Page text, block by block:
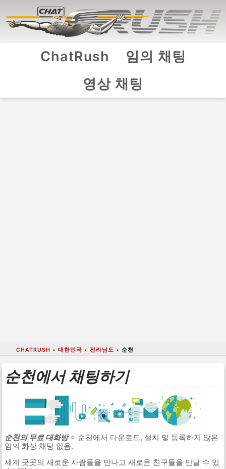
ChatRush
임의 채팅
영상 채팅
CHATRUSH • 대한민국 • 전라남도 • 순천
순천에서 채팅하기
순천의 무료 대화방⭐ 순천에서 다운로드, 설치 및 등록하지 않은
임의 화상 채팅 없음.
세계 곳곳의 새로운 사람들을 만나고 새로운 친구들을 만날 수 있